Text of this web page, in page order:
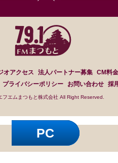
オアクセス 法人パートナー募集 CM料
プライバシーポリシー お問い合わせ 採
フエムまつもと株式会社 All Right Reserved.
PC